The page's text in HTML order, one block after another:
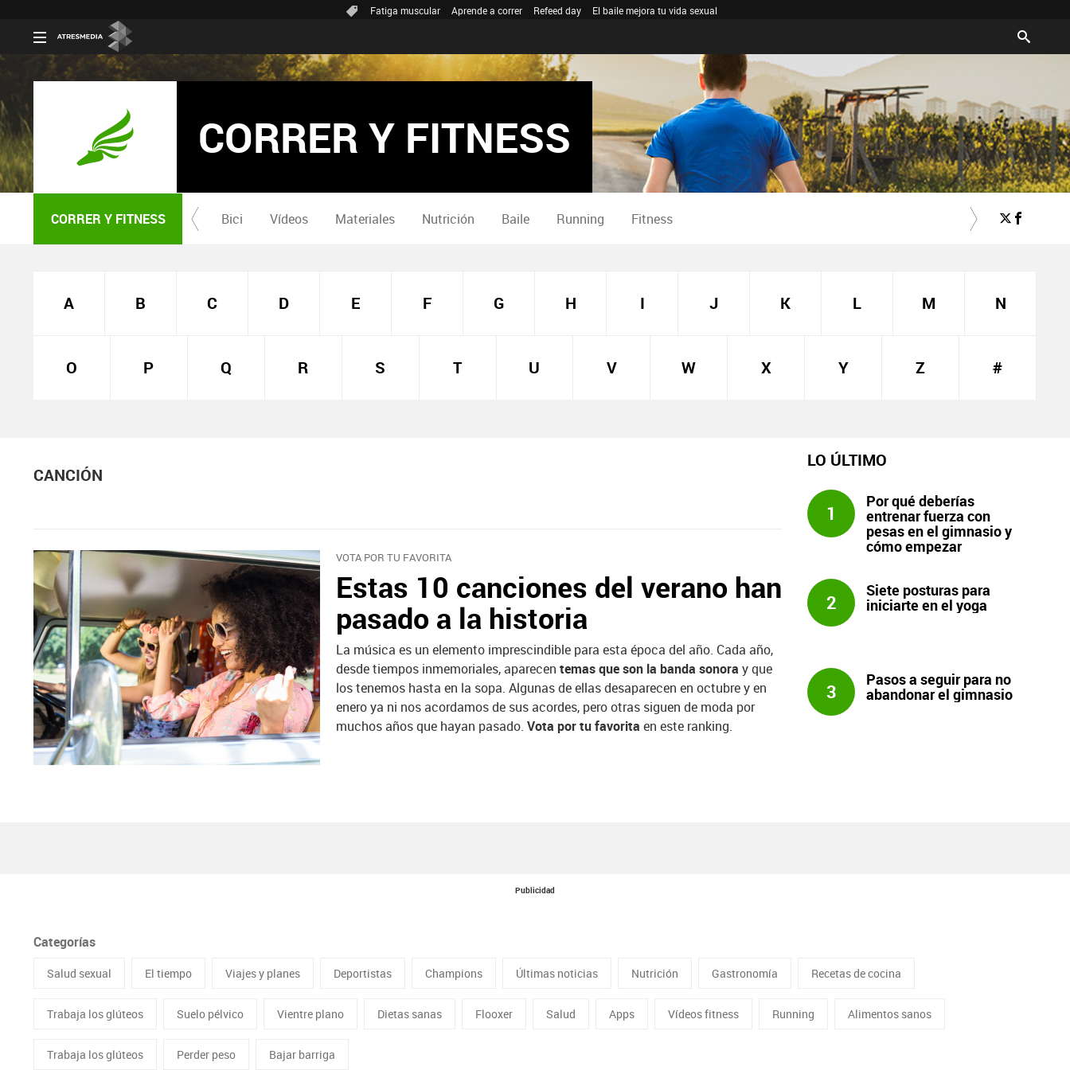
Fatiga muscular Aprende a correr Refeed day El baile mejora tu vida sexual
CORRER Y FITNESS
CORRER Y FITNESS Bici Vídeos Materiales Nutrición Baile Running Fitness
A B C D E F G H I J K L M N
O P Q R S T U V W X Y Z #
CANCIÓN
VOTA POR TU FAVORITA
Estas 10 canciones del verano han
pasado a la historia
La música es un elemento imprescindible para esta época del año. Cada año,
desde tiempos inmemoriales, aparecen temas que son la banda sonora y que
los tenemos hasta en la sopa. Algunas de ellas desaparecen en octubre y en
enero ya ni nos acordamos de sus acordes, pero otras siguen de moda por
muchos años que hayan pasado. Vota por tu favorita en este ranking.
LO ÚLTIMO
1
Por qué deberías
entrenar fuerza con
pesas en el gimnasio y
cómo empezar
2
Siete posturas para
iniciarte en el yoga
3
Pasos a seguir para no
abandonar el gimnasio
Publicidad
Categorías
Salud sexual El tiempo Viajes y planes Deportistas Champions Últimas noticias Nutrición Gastronomía Recetas de cocina
Trabaja los glúteos Suelo pélvico Vientre plano Dietas sanas Flooxer Salud Apps Vídeos fitness Running Alimentos sanos
Trabaja los glúteos Perder peso Bajar barriga